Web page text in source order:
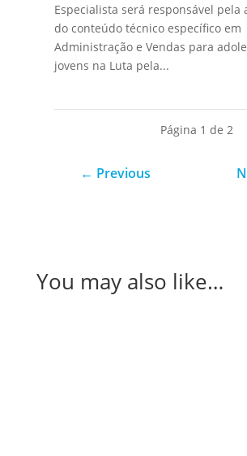
Especialista será responsável pela
do conteúdo técnico específico em
Administração e Vendas para
jovens na Luta pela...
Página 1 de 2
← Previous
You may also like…